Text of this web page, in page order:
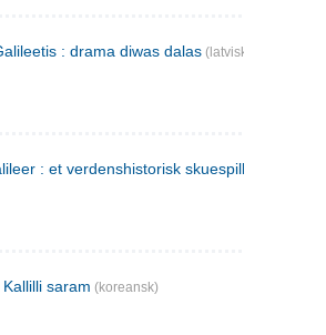
: drama diwas dalas (latvisk)
: et verdenshistorisk skuespill (1873)
saram (koreansk)